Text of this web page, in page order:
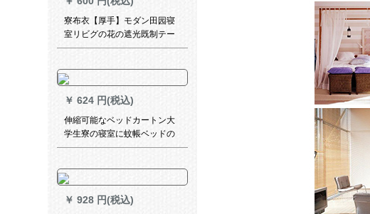
ム7メートル*高さ2.4メートル/
一面
寮布衣【厚手】モダン田园寝
室リビグの花の遮光既制テー
ラー扫き出し窓カーターテー
ンンテーテンンンテード麦田-
布フーク2.5メトル幅*2.7メト
ル高さ1枚です。
￥ 624 円(税込)
伸縮可能なベッドカートン大
学生寮の寝室に蚊帳ベッドの
カーターテンを下に置いて遮
ルドレイン1.1*1.4メトル0.8-
1.2 mベトド
￥ 928 円(税込)